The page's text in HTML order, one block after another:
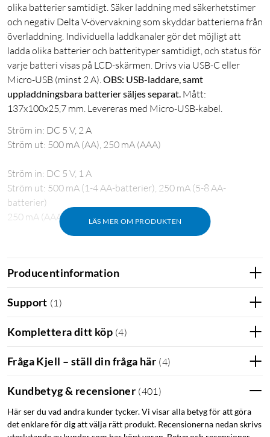
olika batterier samtidigt. Säker laddning med säkerhetstimer
och negativ Delta V-övervakning som skyddar batterierna från
överladdning. Individuella laddkanaler gör det möjligt att
ladda olika batterier och batterityper samtidigt, och status för
varje batteri visas på LCD-skärmen. Drivs via USB-C eller
Micro-USB (minst 2 A).OBS: USB-laddare, samt
uppladdningsbara batterier säljes separat. Mått:
137x100x25,7 mm. Levereras med Micro-USB-kabel.
LÄS MER OM PRODUKTEN
Ström in: DC 5 V, 2 A
Ström ut: 500 mA (AA), 250 mA (AAA)
Ström in: DC 5 V, 1 A
Ström ut: 500 mA (1-4 AA-batterier), 250 mA (5-8 AA-
batterier)
250 mA (AAA)
Producentinformation
Support (1 )
Komplettera ditt köp (4)
Fråga Kjell – ställ din fråga här (4)
Kundbetyg & recensioner (401 )
Här ser du vad andra kunder tycker. Vi visar alla betyg för att göra
det enklare för dig att välja rätt produkt. Recensionerna nedan skrivs